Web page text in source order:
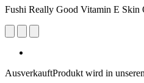
Fushi Really Good Vitamin E Skin
AusverkauftProdukt wird in